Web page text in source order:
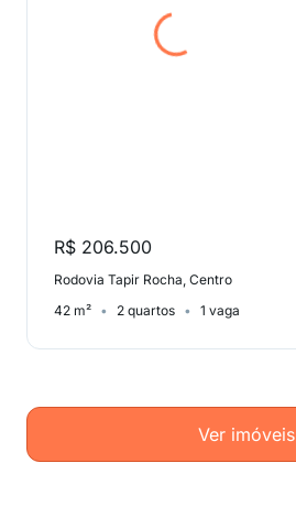
R$ 206.500
Rodovia Tapir Rocha, Centro
42 m²
2 quartos 1 vaga
Ver imóveis